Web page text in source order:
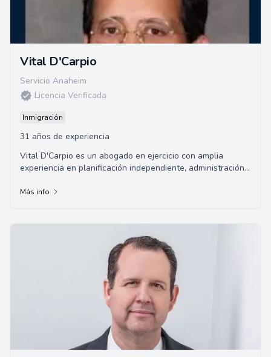
Vital D'Carpio
Servicio Anaheim
Licencia Verificada
Inmigración
31 años de experiencia
Vital D'Carpio es un abogado en ejercicio con amplia
experiencia en planificación independiente, administración y
Más info